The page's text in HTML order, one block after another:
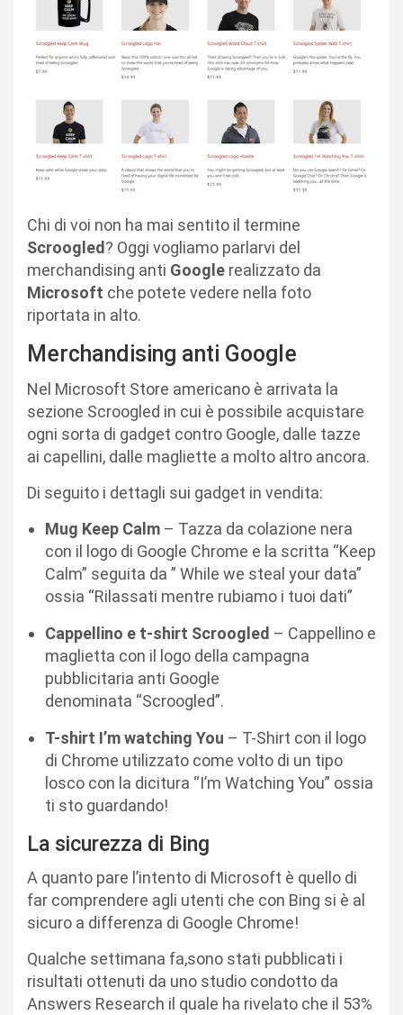
Chi di voi non ha mai sentito il termine
Scroogled? Oggi vogliamo parlarvi del
merchandising anti Google realizzato da
Microsoft che potete vedere nella foto
riportata in alto.
Merchandising anti Google
Nel Microsoft Store americano è arrivata la
sezione Scroogled in cui è possibile acquistare
ogni sorta di gadget contro Google, dalle tazze
ai capellini, dalle magliette a molto altro ancora.
Di seguito i dettagli sui gadget in vendita:
Mug Keep Calm – Tazza da colazione nera
con il logo di Google Chrome e la scritta “Keep
Calm” seguita da ” While we steal your data”
ossia “Rilassati mentre rubiamo i tuoi dati”
Cappellino e t-shirt Scroogled – Cappellino e
maglietta con il logo della campagna
pubblicitaria anti Google
denominata “Scroogled”.
T-shirt I’m watching You – T-Shirt con il logo
di Chrome utilizzato come volto di un tipo
losco con la dicitura “I’m Watching You” ossia
ti sto guardando!
La sicurezza di Bing
A quanto pare l’intento di Microsoft è quello di
far comprendere agli utenti che con Bing si è al
sicuro a differenza di Google Chrome!
Qualche settimana fa,sono stati pubblicati i
risultati ottenuti da uno studio condotto da
Answers Research il quale ha rivelato che il 53%